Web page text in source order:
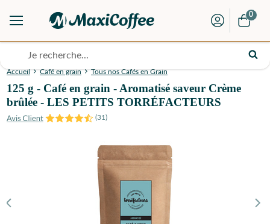
0
Accueil Café en grain Tous nos Cafés en Grain
125 g - Café en grain - Aromatisé saveur Crème
brûlée - LES PETITS TORRÉFACTEURS
(31)